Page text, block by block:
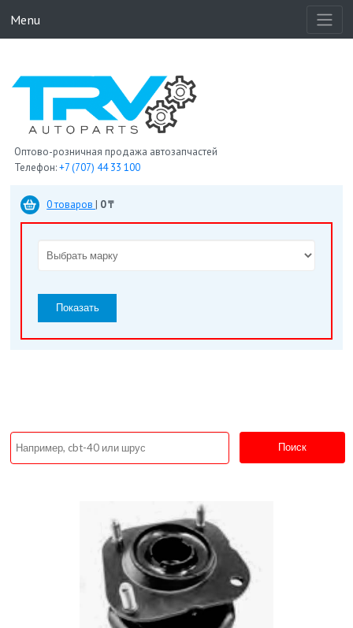
Menu
Оптово-розничная продажа автозапчастей
Телефон:+7 (707) 44 33 100
0 товаров | 0 ₸
Показать
Поиск